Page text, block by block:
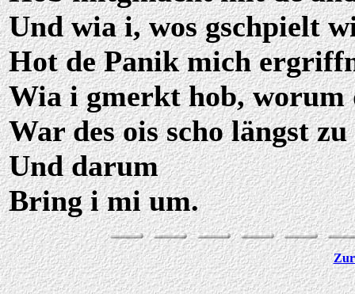
Und wia i, wos gschpielt
Hot de Panik mich
Wia i gmerkt hob, worum
War des ois scho längst
Und darum
Bring i mi um.